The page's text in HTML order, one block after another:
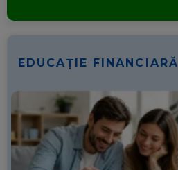
EDUCAȚIE FINANCIARĂ